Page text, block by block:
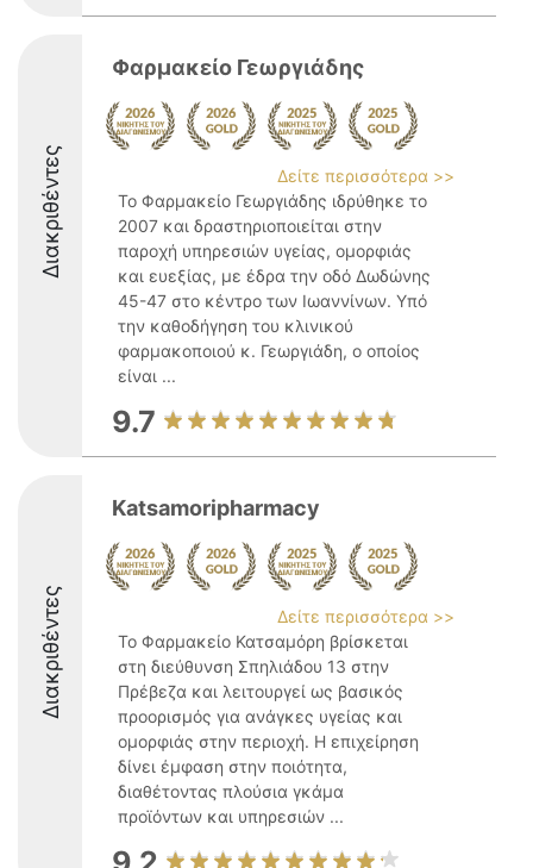
Διακριθέντες
Φαρμακείο Γεωργιάδης
Δείτε περισσότερα >>
Το Φαρμακείο Γεωργιάδης ιδρύθηκε το
2007 και δραστηριοποιείται στην
παροχή υπηρεσιών υγείας, ομορφιάς
και ευεξίας, με έδρα την οδό Δωδώνης
45-47 στο κέντρο των Ιωαννίνων. Υπό
την καθοδήγηση του κλινικού
φαρμακοποιού κ. Γεωργιάδη, ο οποίος
είναι ...
9.7
Διακριθέντες
Katsamoripharmacy
Δείτε περισσότερα >>
Το Φαρμακείο Κατσαμόρη βρίσκεται
στη διεύθυνση Σπηλιάδου 13 στην
Πρέβεζα και λειτουργεί ως βασικός
προορισμός για ανάγκες υγείας και
ομορφιάς στην περιοχή. Η επιχείρηση
δίνει έμφαση στην ποιότητα,
διαθέτοντας πλούσια γκάμα
προϊόντων και υπηρεσιών ...